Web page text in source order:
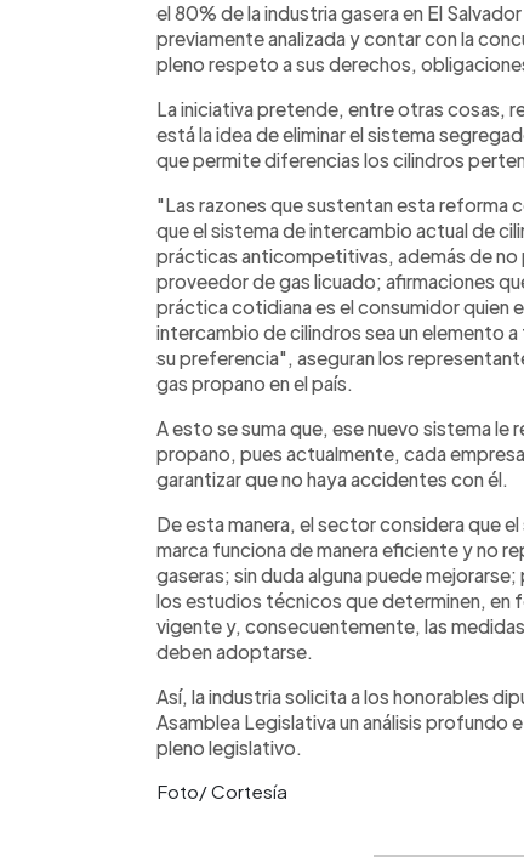
el 80% de la industria gasera en El
previamente analizada y contar con la
pleno respeto a sus derechos,
La iniciativa pretende, entre otras cosas,
está la idea de eliminar el sistema
que permite diferencias los cilindros
"Las razones que sustentan esta
que el sistema de intercambio actual de
prácticas anticompetitivas, además de no
proveedor de gas licuado; afirmaciones
práctica cotidiana es el consumidor quien
intercambio de cilindros sea un elemento
su preferencia", aseguran los
gas propano en el país.
A esto se suma que, ese nuevo sistema le
propano, pues actualmente, cada
garantizar que no haya accidentes con él.
De esta manera, el sector considera que
marca funciona de manera eficiente y no
gaseras; sin duda alguna puede
los estudios técnicos que determinen, en
vigente y, consecuentemente, las
deben adoptarse.
Así, la industria solicita a los honorables
Asamblea Legislativa un análisis profundo
pleno legislativo.
Foto/ Cortesía